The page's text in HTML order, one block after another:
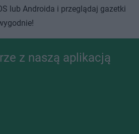
lub Androida i przeglądaj gazetki
z naszą aplikacją